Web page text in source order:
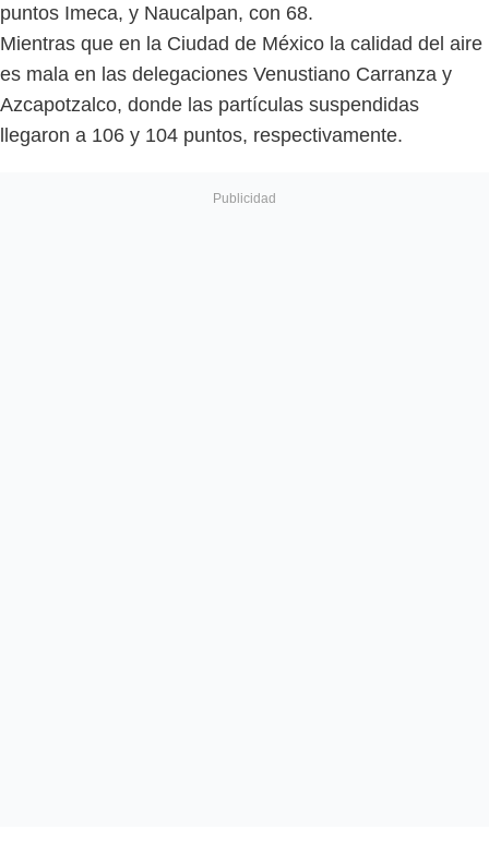
puntos Imeca, y Naucalpan, con 68.
Mientras que en la Ciudad de México la calidad del aire
es mala en las delegaciones Venustiano Carranza y
Azcapotzalco, donde las partículas suspendidas
llegaron a 106 y 104 puntos, respectivamente.